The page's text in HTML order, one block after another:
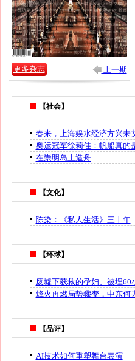
更多杂志 上一期
【社会】
春来，上海娱水经济方兴未
奥运冠军徐莉佳：帆船真的
在崇明岛上造舟
【文化】
陈染：《私人生活》三十年
【环球】
废墟下获救的孕妇、被埋60
烽火再燃局势骤变，中东何
【品评】
AI技术如何重塑舞台表演